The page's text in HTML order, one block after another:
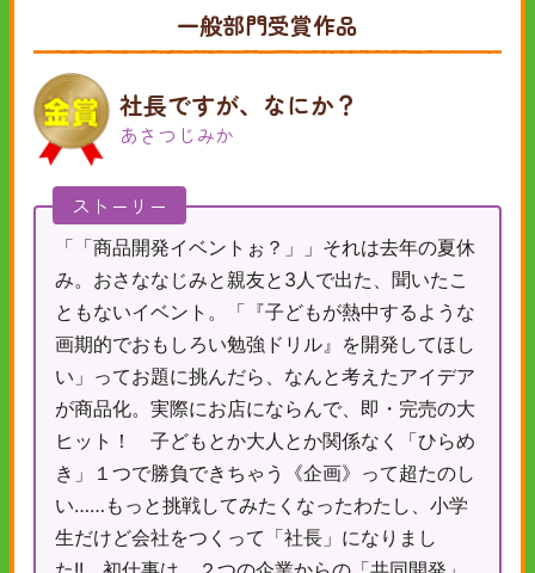
一般部門受賞作品
社長ですが、なにか？
あさつじみか
ストーリー
「「商品開発イベントぉ？」」それは去年の夏休
み。おさななじみと親友と3人で出た、聞いたこ
ともないイベント。「『子どもが熱中するような
画期的でおもしろい勉強ドリル』を開発してほし
い」ってお題に挑んだら、なんと考えたアイデア
が商品化。実際にお店にならんで、即・完売の大
ヒット！ 子どもとか大人とか関係なく「ひらめ
き」１つで勝負できちゃう《企画》って超たのし
い……もっと挑戦してみたくなったわたし、小学
生だけど会社をつくって「社長」になりまし